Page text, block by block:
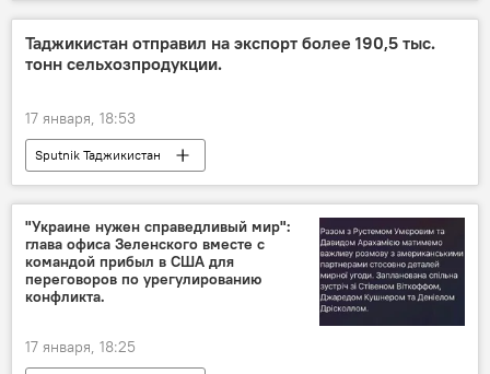
Таджикистан отправил на экспорт более 190,5 тыс.
тонн сельхозпродукции.
17 января, 18:53
Sputnik Таджикистан
"Украине нужен справедливый мир":
глава офиса Зеленского вместе с
командой прибыл в США для
переговоров по урегулированию
конфликта.
17 января, 18:25